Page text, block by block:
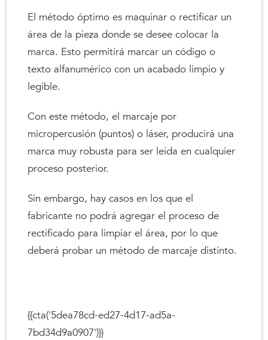
El método óptimo es maquinar o rectificar un
área de la pieza donde se desee colocar la
marca. Esto permitirá marcar un código o
texto alfanumérico con un acabado limpio y
legible.
Con este método, el marcaje por
micropercusión (puntos) o láser, producirá una
marca muy robusta para ser leída en cualquier
proceso posterior.
Sin embargo, hay casos en los que el
fabricante no podrá agregar el proceso de
rectificado para limpiar el área, por lo que
deberá probar un método de marcaje distinto.
{{cta('5dea78cd-ed27-4d17-ad5a-
7bd34d9a0907')}}